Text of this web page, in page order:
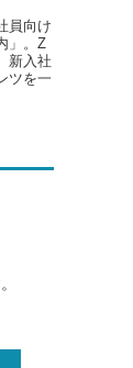
員向け
」。Z
新入社
ツを一